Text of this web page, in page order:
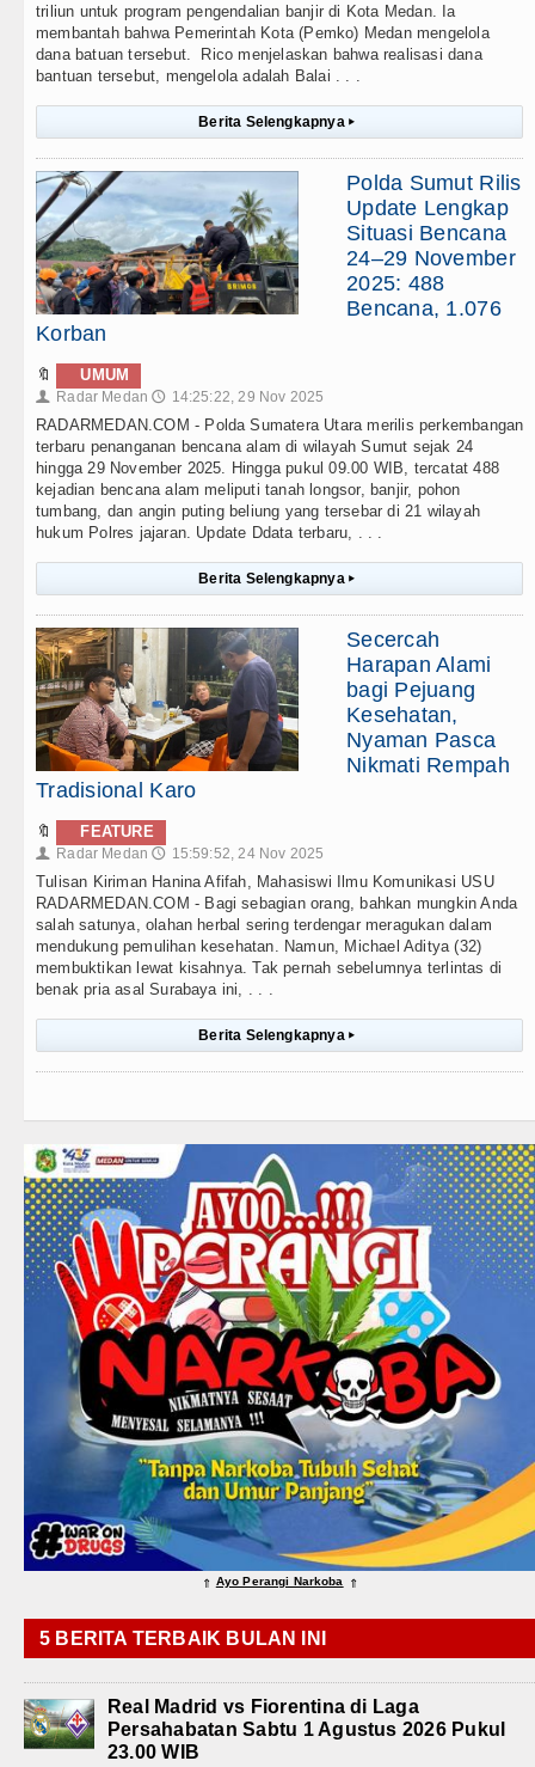
triliun untuk program pengendalian banjir di Kota Medan. Ia
membantah bahwa Pemerintah Kota (Pemko) Medan mengelola
dana batuan tersebut. Rico menjelaskan bahwa realisasi dana
bantuan tersebut, mengelola adalah Balai . . .
Berita Selengkapnya ▸
Polda Sumut Rilis
Update Lengkap
Situasi Bencana
24–29 November
2025: 488
Bencana, 1.076
Korban
🔖 UMUM
👤 Radar Medan 🕔 14:25:22, 29 Nov 2025
RADARMEDAN.COM - Polda Sumatera Utara merilis perkembangan
terbaru penanganan bencana alam di wilayah Sumut sejak 24
hingga 29 November 2025. Hingga pukul 09.00 WIB, tercatat 488
kejadian bencana alam meliputi tanah longsor, banjir, pohon
tumbang, dan angin puting beliung yang tersebar di 21 wilayah
hukum Polres jajaran. Update Ddata terbaru, . . .
Berita Selengkapnya ▸
Secercah
Harapan Alami
bagi Pejuang
Kesehatan,
Nyaman Pasca
Nikmati Rempah
Tradisional Karo
🔖 FEATURE
👤 Radar Medan 🕔 15:59:52, 24 Nov 2025
Tulisan Kiriman Hanina Afifah, Mahasiswi Ilmu Komunikasi USU
RADARMEDAN.COM - Bagi sebagian orang, bahkan mungkin Anda
salah satunya, olahan herbal sering terdengar meragukan dalam
mendukung pemulihan kesehatan. Namun, Michael Aditya (32)
membuktikan lewat kisahnya. Tak pernah sebelumnya terlintas di
benak pria asal Surabaya ini, . . .
Berita Selengkapnya ▸
⇑ Ayo Perangi Narkoba ⇑
5 BERITA TERBAIK BULAN INI
Real Madrid vs Fiorentina di Laga
Persahabatan Sabtu 1 Agustus 2026 Pukul
23.00 WIB